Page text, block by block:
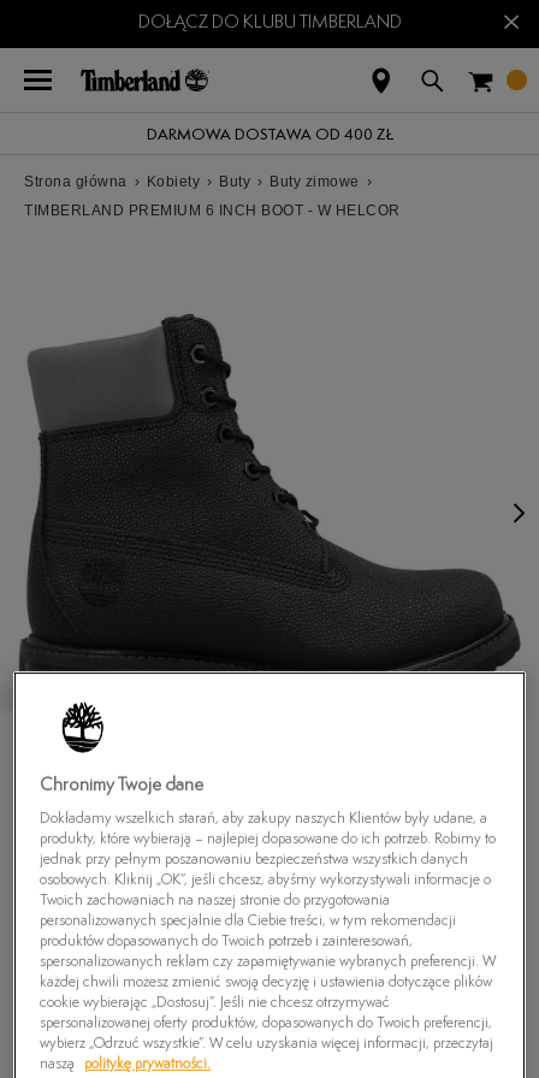
DOŁĄCZ DO KLUBU TIMBERLAND ×
DARMOWA DOSTAWA OD 400 ZŁ
Strona główna › Kobiety › Buty › Buty zimowe ›
TIMBERLAND PREMIUM 6 INCH BOOT - W HELCOR
TIMBERLAND PREMIUM 6 INCH BOOT - W
HELCOR
589,99zł
PRODUKT NIEDOSTĘPNY
Chronimy Twoje dane
Dokładamy wszelkich starań, aby zakupy naszych Klientów były udane, a
produkty, które wybierają – najlepiej dopasowane do ich potrzeb. Robimy to
jednak przy pełnym poszanowaniu bezpieczeństwa wszystkich danych
osobowych. Kliknij „OK”, jeśli chcesz, abyśmy wykorzystywali informacje o
Twoich zachowaniach na naszej stronie do przygotowania
personalizowanych specjalnie dla Ciebie treści, w tym rekomendacji
produktów dopasowanych do Twoich potrzeb i zainteresowań,
spersonalizowanych reklam czy zapamiętywanie wybranych preferencji. W
każdej chwili możesz zmienić swoją decyzję i ustawienia dotyczące plików
cookie wybierając „Dostosuj”. Jeśli nie chcesz otrzymywać
spersonalizowanej oferty produktów, dopasowanych do Twoich preferencji,
wybierz „Odrzuć wszystkie”. W celu uzyskania więcej informacji, przeczytaj
naszą
politykę prywatności.